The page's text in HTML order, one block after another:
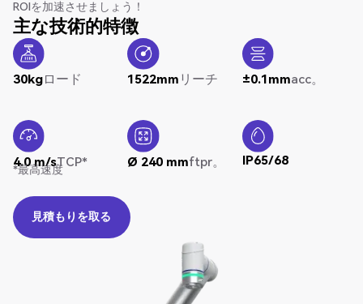
ROIを加速させましょう！
主な技術的特徴
30kgロード 1522mm リーチ ±0.1mmacc。
4.0 m/sTCP*
*最高速度 Ø 240 mmftpr。 IP65/68
見積もりを取る
見積もりを取る